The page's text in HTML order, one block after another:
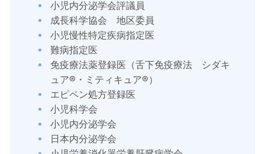
小児内分泌学会評議員
成長科学協会 地区委員
小児慢性特定疾病指定医
難病指定医
免疫療法薬登録医（舌下免疫療法 シダキ
ュア®・ミティキュア®）
エピペン処方登録医
小児科学会
小児内分泌学会
日本内分泌学会